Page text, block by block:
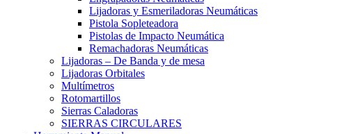
Lijadoras y Esmeriladoras Neumáticas
Pistola Sopleteadora
Pistolas de Impacto Neumática
Remachadoras Neumáticas
Lijadoras – De Banda y de mesa
Lijadoras Orbitales
Multímetros
Rotomartillos
Sierras Caladoras
SIERRAS CIRCULARES